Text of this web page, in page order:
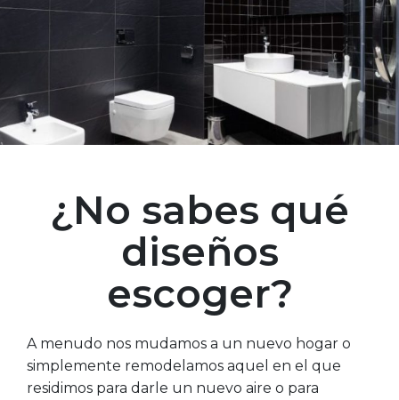
¿No sabes qué
diseños
escoger?
A menudo nos mudamos a un nuevo hogar o
simplemente remodelamos aquel en el que
residimos para darle un nuevo aire o para